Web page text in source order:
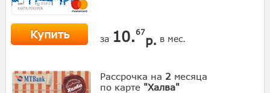
Купить за 10.67
р. в мес.
Рассрочка на 2 месяца
по карте "Халва"